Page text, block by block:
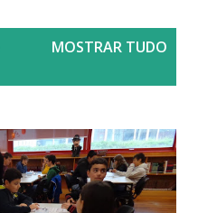
MOSTRAR TUDO